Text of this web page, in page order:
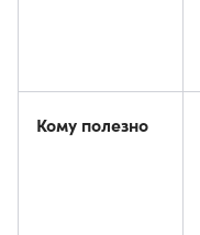
Кому полезно